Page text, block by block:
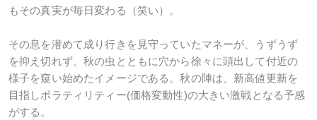
もその真実が毎日変わる（笑い）。
その息を潜めて成り行きを見守っていたマネーが、うずうず
を抑え切れず、秋の虫とともに穴から徐々に頭出して付近の
様子を窺い始めたイメージである。秋の陣は、新高値更新を
目指しボラティリティー(価格変動性)の大きい激戦となる予感
がする。